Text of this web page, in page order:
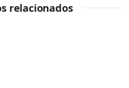
relacionados